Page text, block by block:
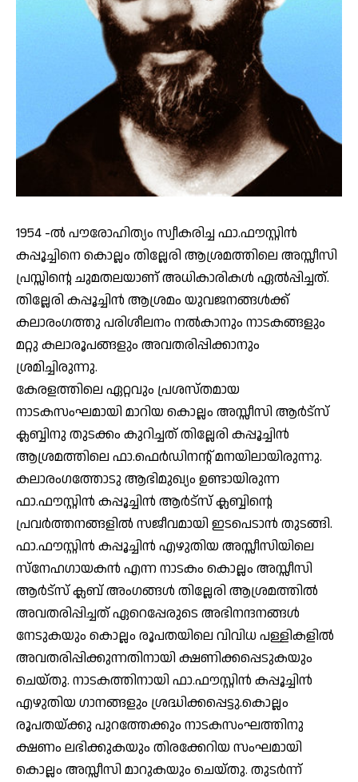
1954 -ൽ പൗരോഹിത്യം സ്വീകരിച്ച ഫാ.ഫൗസ്റ്റിൻ
കപ്പൂച്ചിനെ കൊല്ലം തില്ലേരി ആശ്രമത്തിലെ അസ്സീസി
പ്രസ്സിന്റെ ചുമതലയാണ് അധികാരികൾ ഏൽപ്പിച്ചത്.
തില്ലേരി കപ്പൂച്ചിൻ ആശ്രമം യുവജനങ്ങൾക്ക്
കലാരംഗത്തു പരിശീലനം നൽകാനും നാടകങ്ങളും
മറ്റു കലാരൂപങ്ങളും അവതരിപ്പിക്കാനും
ശ്രമിച്ചിരുന്നു.
കേരളത്തിലെ ഏറ്റവും പ്രശസ്തമായ
നാടകസംഘമായി മാറിയ കൊല്ലം അസ്സീസി ആർട്സ്
ക്ലബ്ബിനു തുടക്കം കുറിച്ചത് തില്ലേരി കപ്പൂച്ചിൻ
ആശ്രമത്തിലെ ഫാ.ഫെർഡിനന്റ് മനയിലായിരുന്നു.
കലാരംഗത്തോടു ആഭിമുഖ്യം ഉണ്ടായിരുന്ന
ഫാ.ഫൗസ്റ്റിൻ കപ്പൂച്ചിൻ ആർട്സ് ക്ലബ്ബിന്റെ
പ്രവർത്തനങ്ങളിൽ സജീവമായി ഇടപെടാൻ തുടങ്ങി.
ഫാ.ഫൗസ്റ്റിൻ കപ്പൂച്ചിൻ എഴുതിയ അസ്സീസിയിലെ
സ്നേഹഗായകൻ എന്ന നാടകം കൊല്ലം അസ്സീസി
ആർട്സ് ക്ലബ് അംഗങ്ങൾ തില്ലേരി ആശ്രമത്തിൽ
അവതരിപ്പിച്ചത് ഏറെപ്പേരുടെ അഭിനന്ദനങ്ങൾ
നേടുകയും കൊല്ലം രൂപതയിലെ വിവിധ പള്ളികളിൽ
അവതരിപ്പിക്കുന്നതിനായി ക്ഷണിക്കപ്പെടുകയും
ചെയ്തു. നാടകത്തിനായി ഫാ.ഫൗസ്റ്റിൻ കപ്പൂച്ചിൻ
എഴുതിയ ഗാനങ്ങളും ശ്രദ്ധിക്കപ്പെട്ടു.കൊല്ലം
രൂപതയ്ക്കു പുറത്തേക്കും നാടകസംഘത്തിനു
ക്ഷണം ലഭിക്കുകയും തിരക്കേറിയ സംഘമായി
കൊല്ലം അസ്സീസി മാറുകയും ചെയ്തു. തുടർന്ന്